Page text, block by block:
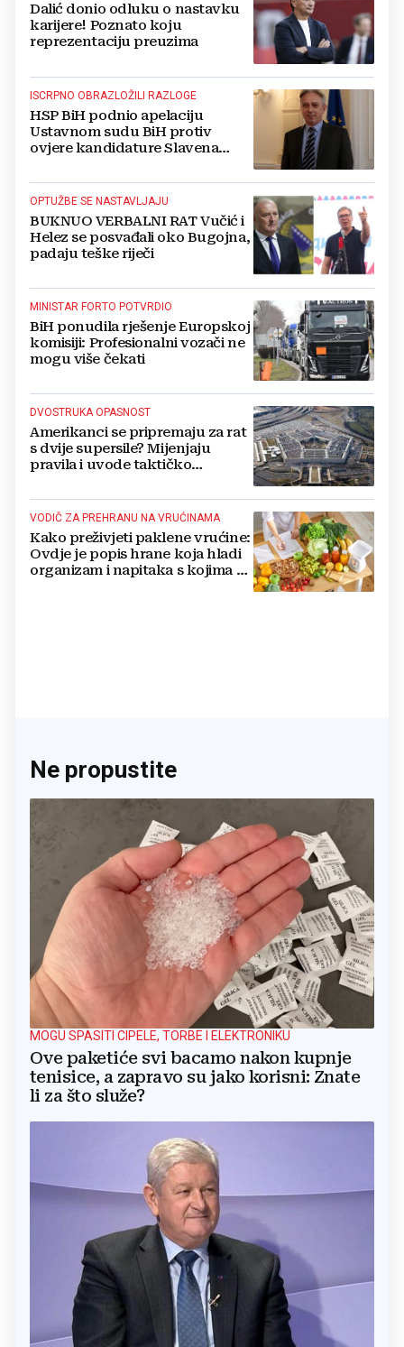
Dalić donio odluku o nastavku
karijere! Poznato koju
reprezentaciju preuzima
ISCRPNO OBRAZLOŽILI RAZLOGE
HSP BiH podnio apelaciju
Ustavnom sudu BiH protiv
ovjere kandidature Slavena
OPTUŽBE SE NASTAVLJAJU
BUKNUO VERBALNI RAT Vučić i
Helez se posvađali oko Bugojna,
padaju teške riječi
MINISTAR FORTO POTVRDIO
BiH ponudila rješenje Europskoj
komisiji: Profesionalni vozači ne
mogu više čekati
DVOSTRUKA OPASNOST
Amerikanci se pripremaju za rat
s dvije supersile? Mijenjaju
pravila i uvode taktičko
VODIČ ZA PREHRANU NA VRUĆINAMA
Kako preživjeti paklene vrućine:
Ovdje je popis hrane koja hladi
organizam i napitaka s kojima si
Ne propustite
MOGU SPASITI CIPELE, TORBE I ELEKTRONIKU
Ove paketiće svi bacamo nakon kupnje
tenisice, a zapravo su jako korisni: Znate
li za što služe?